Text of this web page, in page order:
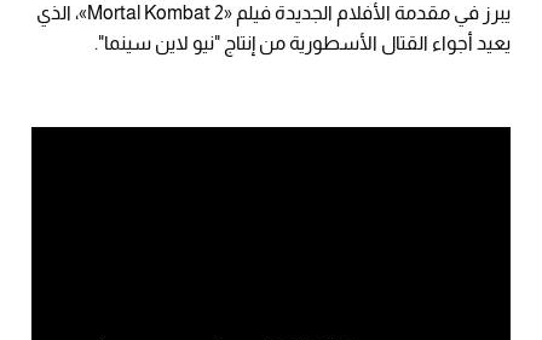
يبرز في مقدمة الأفلام الجديدة فيلم «Mortal Kombat 2»، الذي
يعيد أجواء القتال الأسطورية من إنتاج "نيو لاين سينما".